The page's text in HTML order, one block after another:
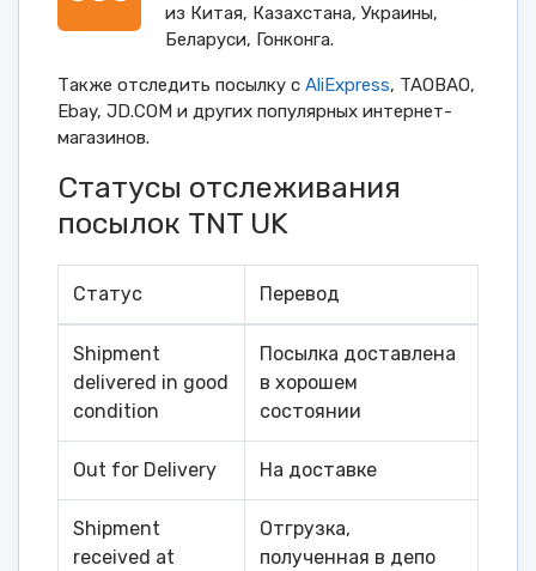
из Китая, Казахстана, Украины,
Беларуси, Гонконга.
Также отследить посылку с AliExpress, TAOBAO,
Ebay, JD.COM и других популярных интернет-
магазинов.
Статусы отслеживания
посылок TNT UK
Статус Перевод
Shipment
delivered in good
condition
Посылка доставлена ​​
в хорошем
состоянии
Out for Delivery На доставке
Shipment
received at
Отгрузка,
полученная в депо